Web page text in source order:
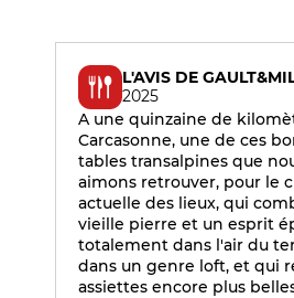
L'AVIS DE
2025
A une quinzaine de
Carcasonne, une de ces
tables transalpines que
aimons retrouver, pour le
actuelle des lieux, qui
vieille pierre et un esprit
totalement dans l'air du
dans un genre loft, et qui
assiettes encore plus